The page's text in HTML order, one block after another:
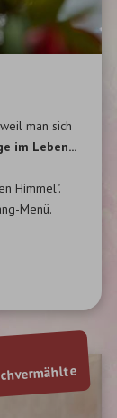
man sich
im Leben...
Himmel".
Menü.